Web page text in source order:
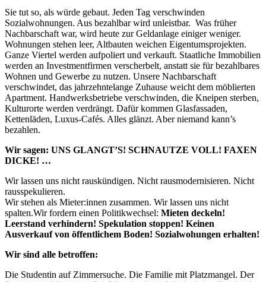
Sie tut so, als würde gebaut. Jeden Tag verschwinden
Sozialwohnungen. Aus bezahlbar wird unleistbar. Was früher
Nachbarschaft war, wird heute zur Geldanlage einiger weniger.
Wohnungen stehen leer, Altbauten weichen Eigentumsprojekten.
Ganze Viertel werden aufpoliert und verkauft. Staatliche Immobilien
werden an Investmentfirmen verscherbelt, anstatt sie für bezahlbares
Wohnen und Gewerbe zu nutzen. Unsere Nachbarschaft
verschwindet, das jahrzehntelange Zuhause weicht dem möblierten
Apartment. Handwerksbetriebe verschwinden, die Kneipen sterben,
Kulturorte werden verdrängt. Dafür kommen Glasfassaden,
Kettenläden, Luxus-Cafés. Alles glänzt. Aber niemand kann’s
bezahlen.
Wir sagen: UNS GLANGT’S! SCHNAUTZE VOLL! FAXEN
DICKE! …
Wir lassen uns nicht rauskündigen. Nicht rausmodernisieren. Nicht
rausspekulieren.
Wir stehen als Mieter:innen zusammen. Wir lassen uns nicht
spalten.Wir fordern einen Politikwechsel: Mieten deckeln!
Leerstand verhindern! Spekulation stoppen! Keinen
Ausverkauf von öffentlichem Boden! Sozialwohungen erhalten!
Wir sind alle betroffen:
Die Studentin auf Zimmersuche. Die Familie mit Platzmangel. Der